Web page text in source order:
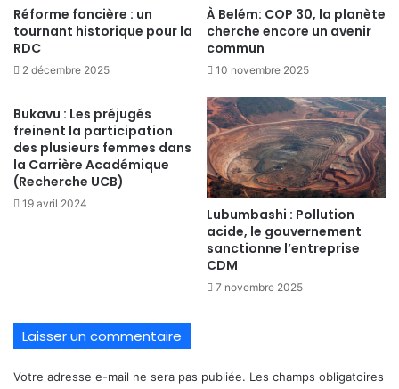
Réforme foncière : un
tournant historique pour la
RDC
2 décembre 2025
À Belém: COP 30, la planète
cherche encore un avenir
commun
10 novembre 2025
Bukavu : Les préjugés
freinent la participation
des plusieurs femmes dans
la Carrière Académique
(Recherche UCB)
19 avril 2024
Lubumbashi : Pollution
acide, le gouvernement
sanctionne l’entreprise
CDM
7 novembre 2025
Laisser un commentaire
Votre adresse e-mail ne sera pas publiée. Les champs obligatoires